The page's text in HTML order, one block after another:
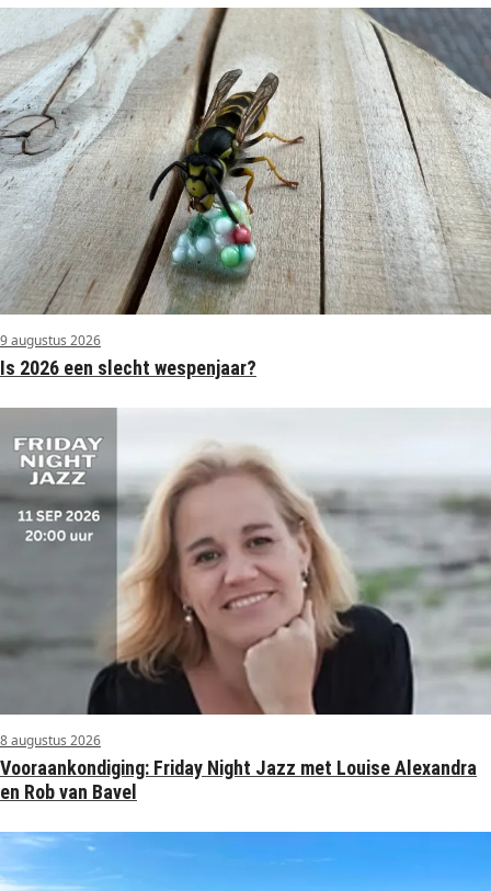
9 augustus 2026
Is 2026 een slecht wespenjaar?
8 augustus 2026
Vooraankondiging: Friday Night Jazz met Louise Alexandra
en Rob van Bavel